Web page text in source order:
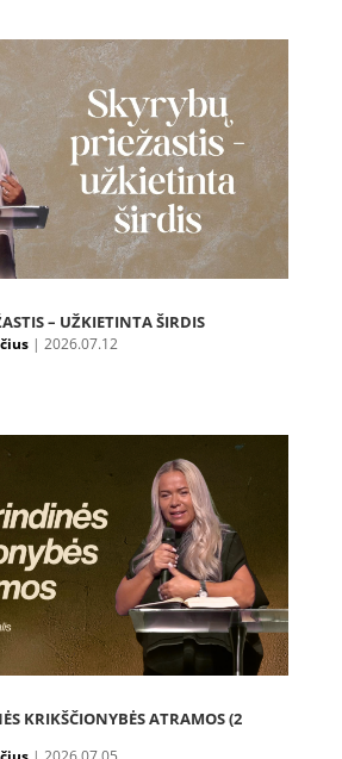
– UŽKIETINTA ŠIRDIS
| 2026.07.12
KRIKŠČIONYBĖS ATRAMOS (2